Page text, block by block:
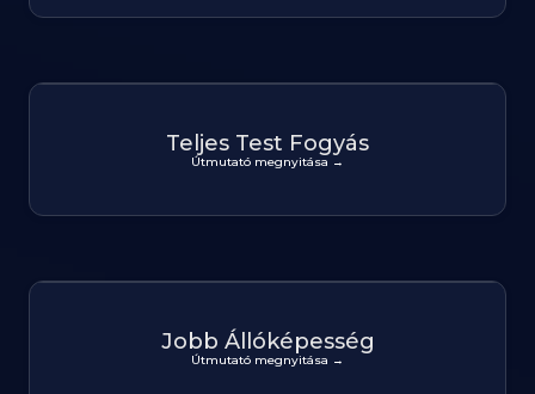
Teljes Test Fogyás
Útmutató megnyitása →
Jobb Állóképesség
Útmutató megnyitása →